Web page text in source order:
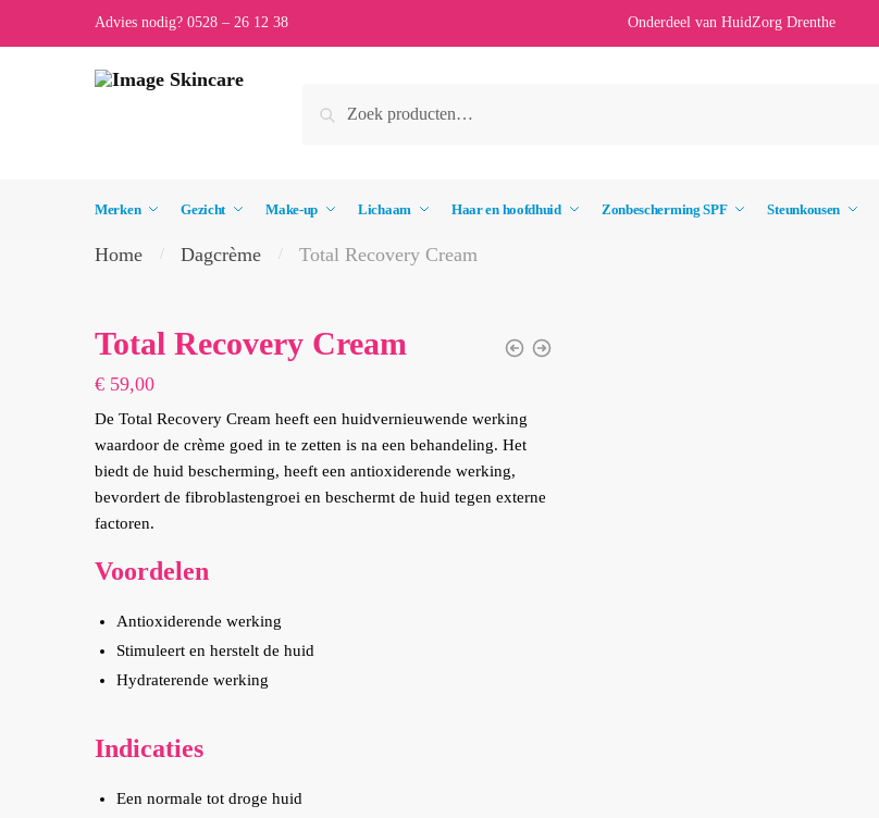
to
to
Advies nodig? 0528 – 26 12 38 Onderdeel van HuidZorg Drenthe
Zoeken
Merken Gezicht Make-up Lichaam Haar en hoofdhuid Zonbescherming SPF Steunkousen
Home / Dagcrème / Total Recovery Cream
Total Recovery Cream
€ 59,00
De Total Recovery Cream heeft een huidvernieuwende werking
waardoor de crème goed in te zetten is na een behandeling. Het
biedt de huid bescherming, heeft een antioxiderende werking,
bevordert de fibroblastengroei en beschermt de huid tegen externe
factoren.
Voordelen
Antioxiderende werking
Stimuleert en herstelt de huid
Hydraterende werking
Indicaties
Een normale tot droge huid